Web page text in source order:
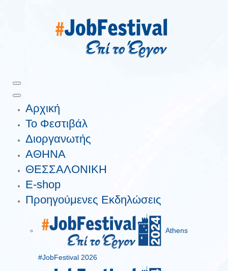
Αρχική
Το Φεστιβάλ
Διοργανωτής
ΑΘΗΝΑ
ΘΕΣΣΑΛΟΝΙΚΗ
E-shop
Προηγούμενες Εκδηλώσεις
Athens
#JobFestival 2026